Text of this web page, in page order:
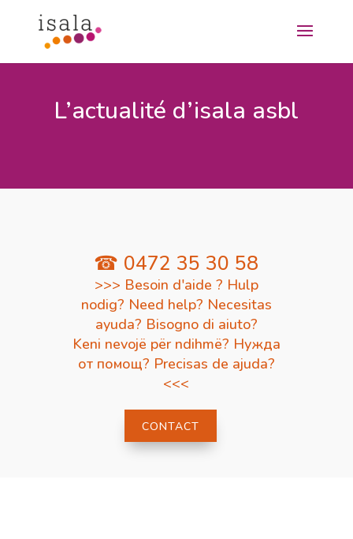
L’actualité d’isala asbl
☎ 0472 35 30 58
>>> Besoin d'aide ? Hulp
nodig? Need help? Necesitas
ayuda? Bisogno di aiuto?
Keni nevojë për ndihmë? Нужда
от помощ? Precisas de ajuda?
<<<
CONTACT